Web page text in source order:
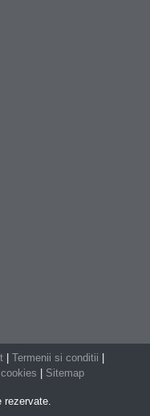
Termenii si conditii
Sitemap
rezervate.